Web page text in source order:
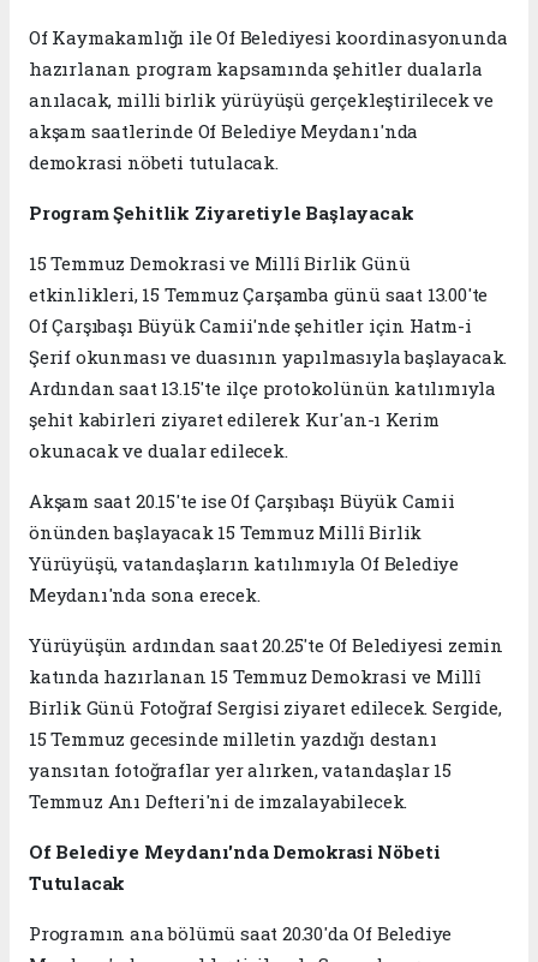
Of Kaymakamlığı ile Of Belediyesi koordinasyonunda
hazırlanan program kapsamında şehitler dualarla
anılacak, milli birlik yürüyüşü gerçekleştirilecek ve
akşam saatlerinde Of Belediye Meydanı'nda
demokrasi nöbeti tutulacak.
Program Şehitlik Ziyaretiyle Başlayacak
15 Temmuz Demokrasi ve Millî Birlik Günü
etkinlikleri, 15 Temmuz Çarşamba günü saat 13.00'te
Of Çarşıbaşı Büyük Camii'nde şehitler için Hatm-i
Şerif okunması ve duasının yapılmasıyla başlayacak.
Ardından saat 13.15'te ilçe protokolünün katılımıyla
şehit kabirleri ziyaret edilerek Kur'an-ı Kerim
okunacak ve dualar edilecek.
Akşam saat 20.15'te ise Of Çarşıbaşı Büyük Camii
önünden başlayacak 15 Temmuz Millî Birlik
Yürüyüşü, vatandaşların katılımıyla Of Belediye
Meydanı'nda sona erecek.
Yürüyüşün ardından saat 20.25'te Of Belediyesi zemin
katında hazırlanan 15 Temmuz Demokrasi ve Millî
Birlik Günü Fotoğraf Sergisi ziyaret edilecek. Sergide,
15 Temmuz gecesinde milletin yazdığı destanı
yansıtan fotoğraflar yer alırken, vatandaşlar 15
Temmuz Anı Defteri'ni de imzalayabilecek.
Of Belediye Meydanı'nda Demokrasi Nöbeti
Tutulacak
Programın ana bölümü saat 20.30'da Of Belediye